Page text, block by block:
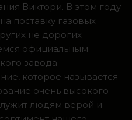
Виктори. В этом году
поставку газовых
не дорогих
официальным
завода
которое называется
очень высокого
людям верой и